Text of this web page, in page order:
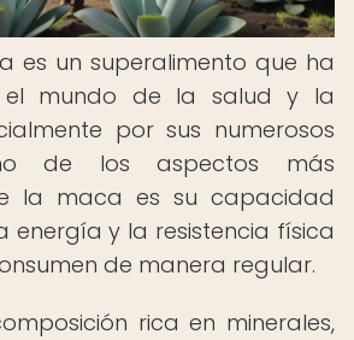
es un superalimento que ha
el mundo de la salud y la
por sus numerosos
de los aspectos más
la maca es su capacidad
energía y la resistencia física
de manera regular.
rica en minerales,